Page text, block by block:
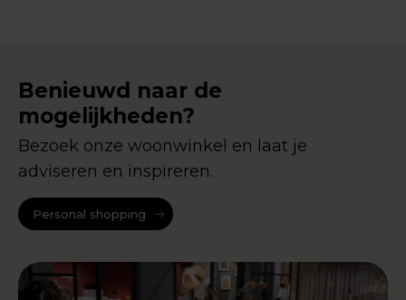
Benieuwd naar de
mogelijkheden?
Bezoek onze woonwinkel en laat je
adviseren en inspireren.
Personal shopping